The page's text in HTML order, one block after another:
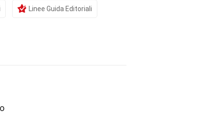
Linee Guida Editoriali